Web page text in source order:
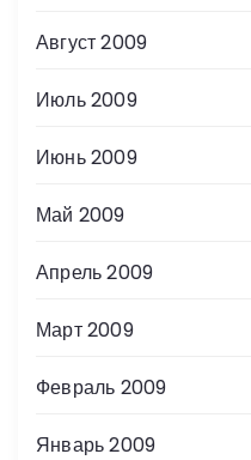
Август 2009
Июль 2009
Июнь 2009
Май 2009
Апрель 2009
Март 2009
Февраль 2009
Январь 2009